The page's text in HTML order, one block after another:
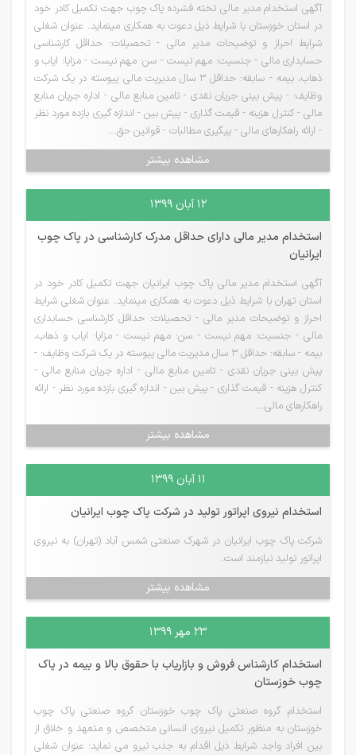
آگهی استخدام مدیر مالی تخته فشرده پاک چوب جهت تکمیل کادر خود
در استان خوزستان با شرایط ذیل دعوت به همکاری مینماید. عنوان شغلی
شرایط احراز و توضیحات مدیر مالی - تحصیلات: حداقل کارشناسی
حسابداری مالی - جنسیت: مهم نیست - سن: مهم نیست - مزایا: ایاب و
ذهاب، بیمه - سابقه: حداقل ۳ سال مدیریت مالی پیوسته در یک شرکت
وظایف: - پیش بینی جریان نقدی - تامین منابع مالی - اداره جریان منابع
مالی - کنترل هزینه - قیمت گذاری - پیش بین - اندازه گیری بازده مورد نظر
- ارائه راهکارهای مالی - پیگیری مطالبات - قوانین حق...
مشاهده بیشتر
۱۲ آبان ۱۳۹۹
استخدام مدیر مالی دارای حداقل مدرک کارشناسی در پاک چوب
ایرانیان
آگهی استخدام مدیر مالی پاک چوب ایرانیان جهت تکمیل کادر خود در
استان تهران با شرایط ذیل دعوت به همکاری مینماید. عنوان شغلی شرایط
احراز و توضیحات مدیر مالی - تحصیلات: حداقل کارشناسی حسابداری
مالی - جنسیت: مهم نیست - سن: مهم نیست - مزایا: ایاب و ذهاب،
بیمه - سابقه: حداقل ۳ سال مدیریت مالی پیوسته در یک شرکت وظایف: -
پیش بینی جریان نقدی - تامین منابع مالی - اداره جریان منابع مالی -
کنترل هزینه - قیمت گذاری - پیش بین - اندازه گیری بازده مورد نظر - ارائه
راهکارهای مالی...
مشاهده بیشتر
۱۱ آبان ۱۳۹۹
استخدام نیروی اپراتور تولید در شرکت پاک چوب ایرانیان
شرکت پاک چوب ایرانیان در شهرک صنعتی شمس آباد (تهران) به نیروی
اپراتور تولید نیازمند است.
مشاهده بیشتر
۲۳ مهر ۱۳۹۹
استخدام کارشناس فروش و بازاریاب با حقوق بالا و بیمه در پاک
چوب خوزستان
استخدام گروه صنعتی پاک چوب خوزستان گروه صنعتی پاک چوب
خوزستان به منظور تکمیل نیروی انسانی متخصص و متعهد و خلاق از
بین افراد واجد شرایط ذیل اقدام به جذب نیرو می نماید: عنوان شغلی